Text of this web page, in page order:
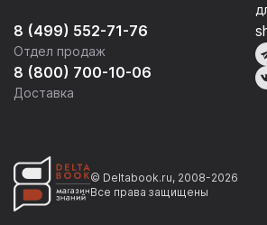
8 (499) 552-71-76
Отдел продаж
8 (800) 700-10-06
Доставка
© Deltabook.ru, 2008-2026
Все права защищены